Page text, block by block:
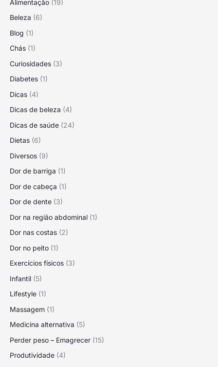
Alimentação (19)
Beleza (6)
Blog (1)
Chás (1)
Curiosidades (3)
Diabetes (1)
Dicas (4)
Dicas de beleza (4)
Dicas de saúde (24)
Dietas (6)
Diversos (9)
Dor de barriga (1)
Dor de cabeça (1)
Dor de dente (3)
Dor na região abdominal (1)
Dor nas costas (2)
Dor no peito (1)
Exercícios físicos (3)
Infantil (5)
Lifestyle (1)
Massagem (1)
Medicina alternativa (5)
Perder peso – Emagrecer (15)
Produtividade (4)